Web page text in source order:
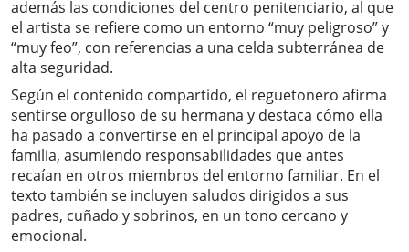
además las condiciones del centro penitenciario, al que
el artista se refiere como un entorno “muy peligroso” y
“muy feo”, con referencias a una celda subterránea de
alta seguridad.
Según el contenido compartido, el reguetonero afirma
sentirse orgulloso de su hermana y destaca cómo ella
ha pasado a convertirse en el principal apoyo de la
familia, asumiendo responsabilidades que antes
recaían en otros miembros del entorno familiar. En el
texto también se incluyen saludos dirigidos a sus
padres, cuñado y sobrinos, en un tono cercano y
emocional.